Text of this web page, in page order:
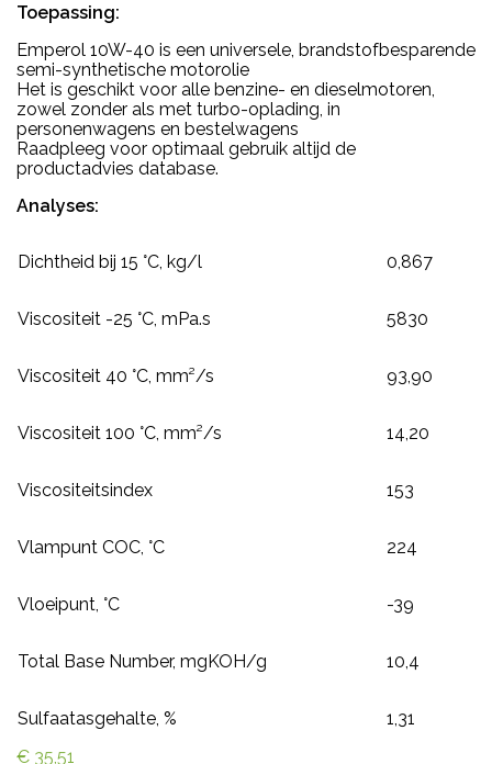
Toepassing:
Emperol 10W-40 is een universele, brandstofbesparende
semi-synthetische motorolie
Het is geschikt voor alle benzine- en dieselmotoren,
zowel zonder als met turbo-oplading, in
personenwagens en bestelwagens
Raadpleeg voor optimaal gebruik altijd de
productadvies database.
Analyses:
Dichtheid bij 15 °C, kg/l 0,867
Viscositeit -25 °C, mPa.s 5830
Viscositeit 40 °C, mm²/s 93,90
Viscositeit 100 °C, mm²/s 14,20
Viscositeitsindex 153
Vlampunt COC, °C 224
Vloeipunt, °C -39
Total Base Number, mgKOH/g 10,4
Sulfaatasgehalte, %
1,31
€ 35,51